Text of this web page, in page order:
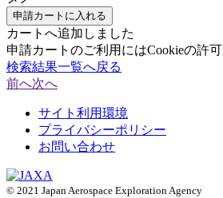
申請カートに入れる
カートへ追加しました
申請カートのご利用にはCookieの許
検索結果一覧へ戻る
前へ次へ
サイト利用環境
プライバシーポリシー
お問い合わせ
© 2021 Japan Aerospace Exploration Agency